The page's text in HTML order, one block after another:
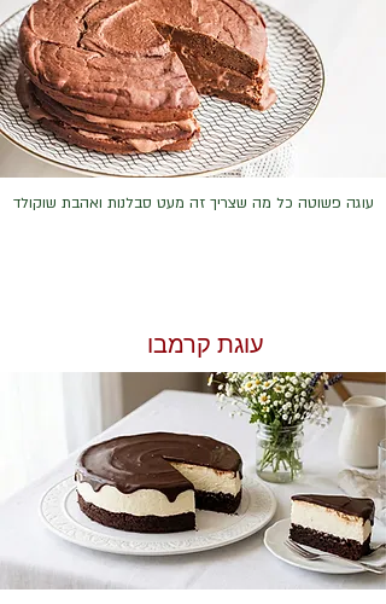
עוגה פשוטה כל מה שצריך זה מעט סבלנות ואהבת שוקולד
עוגת קרמבו